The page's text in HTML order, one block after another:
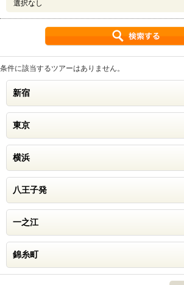
条件に該当するツアーはありません。
新宿
東京
横浜
八王子発
一之江
錦糸町